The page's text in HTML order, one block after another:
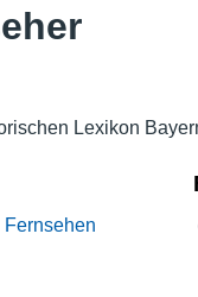
Lexikon